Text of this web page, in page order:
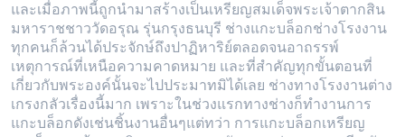
และเมื่อภาพนี้ถูกนำมาสร้างเป็นเหรียญสมเด็จพระเจ้าตากสิน
มหาราชชาววัดอรุณ รุ่นกรุงธนบุรี ช่างแกะบล็อกช่างโรงงาน
ทุกคนก็ล้วนได้ประจักษ์ถึงปาฏิหาริย์ตลอดจนอาถรรพ์
เหตุการณ์ที่เหนือความคาดหมาย และที่สำคัญทุกขั้นตอนที่
เกี่ยวกับพระองค์นั้นจะไปประมาทมิได้เลย ช่างทางโรงงานต่าง
เกรงกลัวเรื่องนี้มาก เพราะในช่วงแรกทางช่างก็ทำงานการ
แกะบล็อกดังเช่นชิ้นงานอื่นๆแต่ทว่า การแกะบล็อกเหรียญ